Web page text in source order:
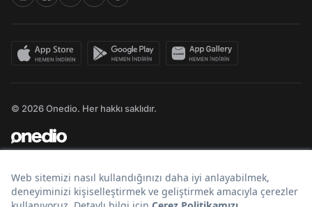
© 2026 Onedio. Her hakkı saklıdır.
Bir markasıdır.